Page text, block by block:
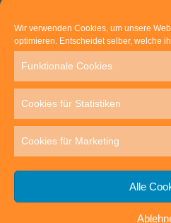
Wir verwenden Cookies, um unsere
optimieren. Entscheidet selber, welche
Funktionale Cookies
Cookies für Statistiken
Cookies für Marketing
Alle
Euer direkter
Thomas Rathay
70563
post@outdoor-